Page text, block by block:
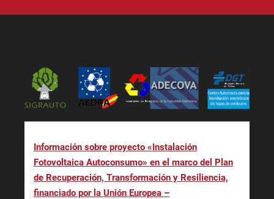
Información sobre proyecto «Instalación
Fotovoltaica Autoconsumo» en el marco del Plan
de Recuperación, Transformación y Resiliencia,
financiado por la Unión Europea –